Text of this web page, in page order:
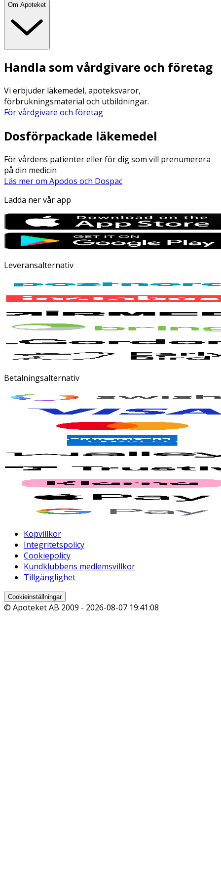
Om Apoteket
Handla som vårdgivare och företag
Vi erbjuder läkemedel, apoteksvaror,
förbrukningsmaterial och utbildningar.
För vårdgivare och företag
Dosförpackade läkemedel
För vårdens patienter eller för dig som vill prenumerera
på din medicin
Läs mer om Apodos och Dospac
Ladda ner vår app
Leveransalternativ
Betalningsalternativ
Köpvillkor
Integritetspolicy
Cookiepolicy
Kundklubbens medlemsvillkor
Tillgänglighet
Cookieinställningar
© Apoteket AB 2009 - 2026-08-07 19:41:08